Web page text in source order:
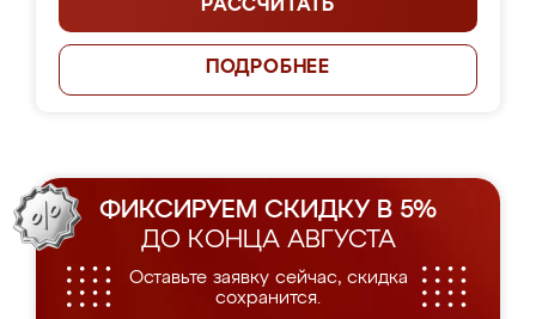
РАССЧИТАТЬ
ПОДРОБНЕЕ
ФИКСИРУЕМ СКИДКУ В 5%
ДО КОНЦА АВГУСТА
Оставьте заявку сейчас, скидка
сохранится.